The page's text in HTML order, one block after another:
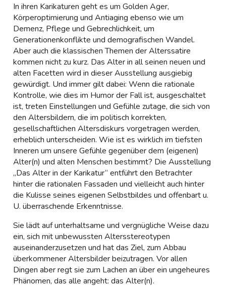
In ihren Karikaturen geht es um Golden Ager,
Körperoptimierung und Antiaging ebenso wie um
Demenz, Pflege und Gebrechlichkeit, um
Generationenkonflikte und demografischen Wandel.
Aber auch die klassischen Themen der Alterssatire
kommen nicht zu kurz. Das Alter in all seinen neuen und
alten Facetten wird in dieser Ausstellung ausgiebig
gewürdigt. Und immer gilt dabei: Wenn die rationale
Kontrolle, wie dies im Humor der Fall ist, ausgeschaltet
ist, treten Einstellungen und Gefühle zutage, die sich von
den Altersbildern, die im politisch korrekten,
gesellschaftlichen Altersdiskurs vorgetragen werden,
erheblich unterscheiden. Wie ist es wirklich im tiefsten
Inneren um unsere Gefühle gegenüber dem (eigenen)
Alter(n) und alten Menschen bestimmt? Die Ausstellung
„Das Alter in der Karikatur“ entführt den Betrachter
hinter die rationalen Fassaden und vielleicht auch hinter
die Kulisse seines eigenen Selbstbildes und offenbart u.
U. überraschende Erkenntnisse.
Sie lädt auf unterhaltsame und vergnügliche Weise dazu
ein, sich mit unbewussten Altersstereotypen
auseinanderzusetzen und hat das Ziel, zum Abbau
überkommener Altersbilder beizutragen. Vor allen
Dingen aber regt sie zum Lachen an über ein ungeheures
Phänomen, das alle angeht: das Alter(n).